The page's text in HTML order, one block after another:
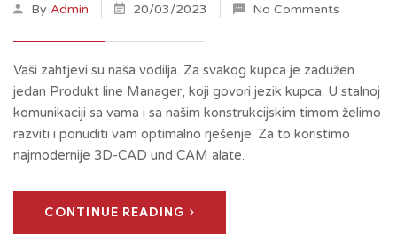
By Admin 20/03/2023 No Comments
Vaši zahtjevi su naša vodilja. Za svakog kupca je zadužen
jedan Produkt line Manager, koji govori jezik kupca. U stalnoj
komunikaciji sa vama i sa našim konstrukcijskim timom želimo
razviti i ponuditi vam optimalno rješenje. Za to koristimo
najmodernije 3D-CAD und CAM alate.
CONTINUE READING